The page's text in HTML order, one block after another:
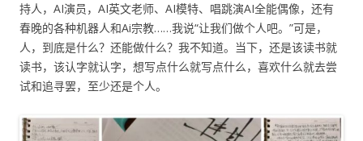
持人，AI演员，AI英文老师、AI模特、唱跳演AI全能偶像，还有
春晚的各种机器人和Ai宗教……我说“让我们做个人吧。”可是，
人，到底是什么？还能做什么？我不知道。当下，还是该读书就
读书，该认字就认字，想写点什么就写点什么，喜欢什么就去尝
试和追寻罢，至少还是个人。